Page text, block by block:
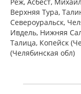
Верхняя Тура,
Североуральск,
Ивдель, Нижняя
Талица, Копейск
(Челябинская обл)